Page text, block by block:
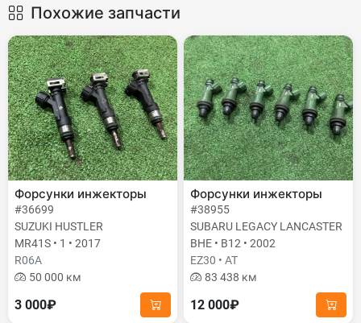
Похожие запчасти
Форсунки инжекторы
#36699
SUZUKI HUSTLER
MR41S • 1 • 2017
R06A
50 000 км
3 000₽
Форсунки инжекторы
#38955
SUBARU LEGACY LANCASTER
BHE • B12 • 2002
EZ30 • AT
83 438 км
12 000₽